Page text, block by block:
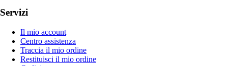
Servizi
Il mio account
Centro assistenza
Traccia il mio ordine
Restituisci il mio ordine